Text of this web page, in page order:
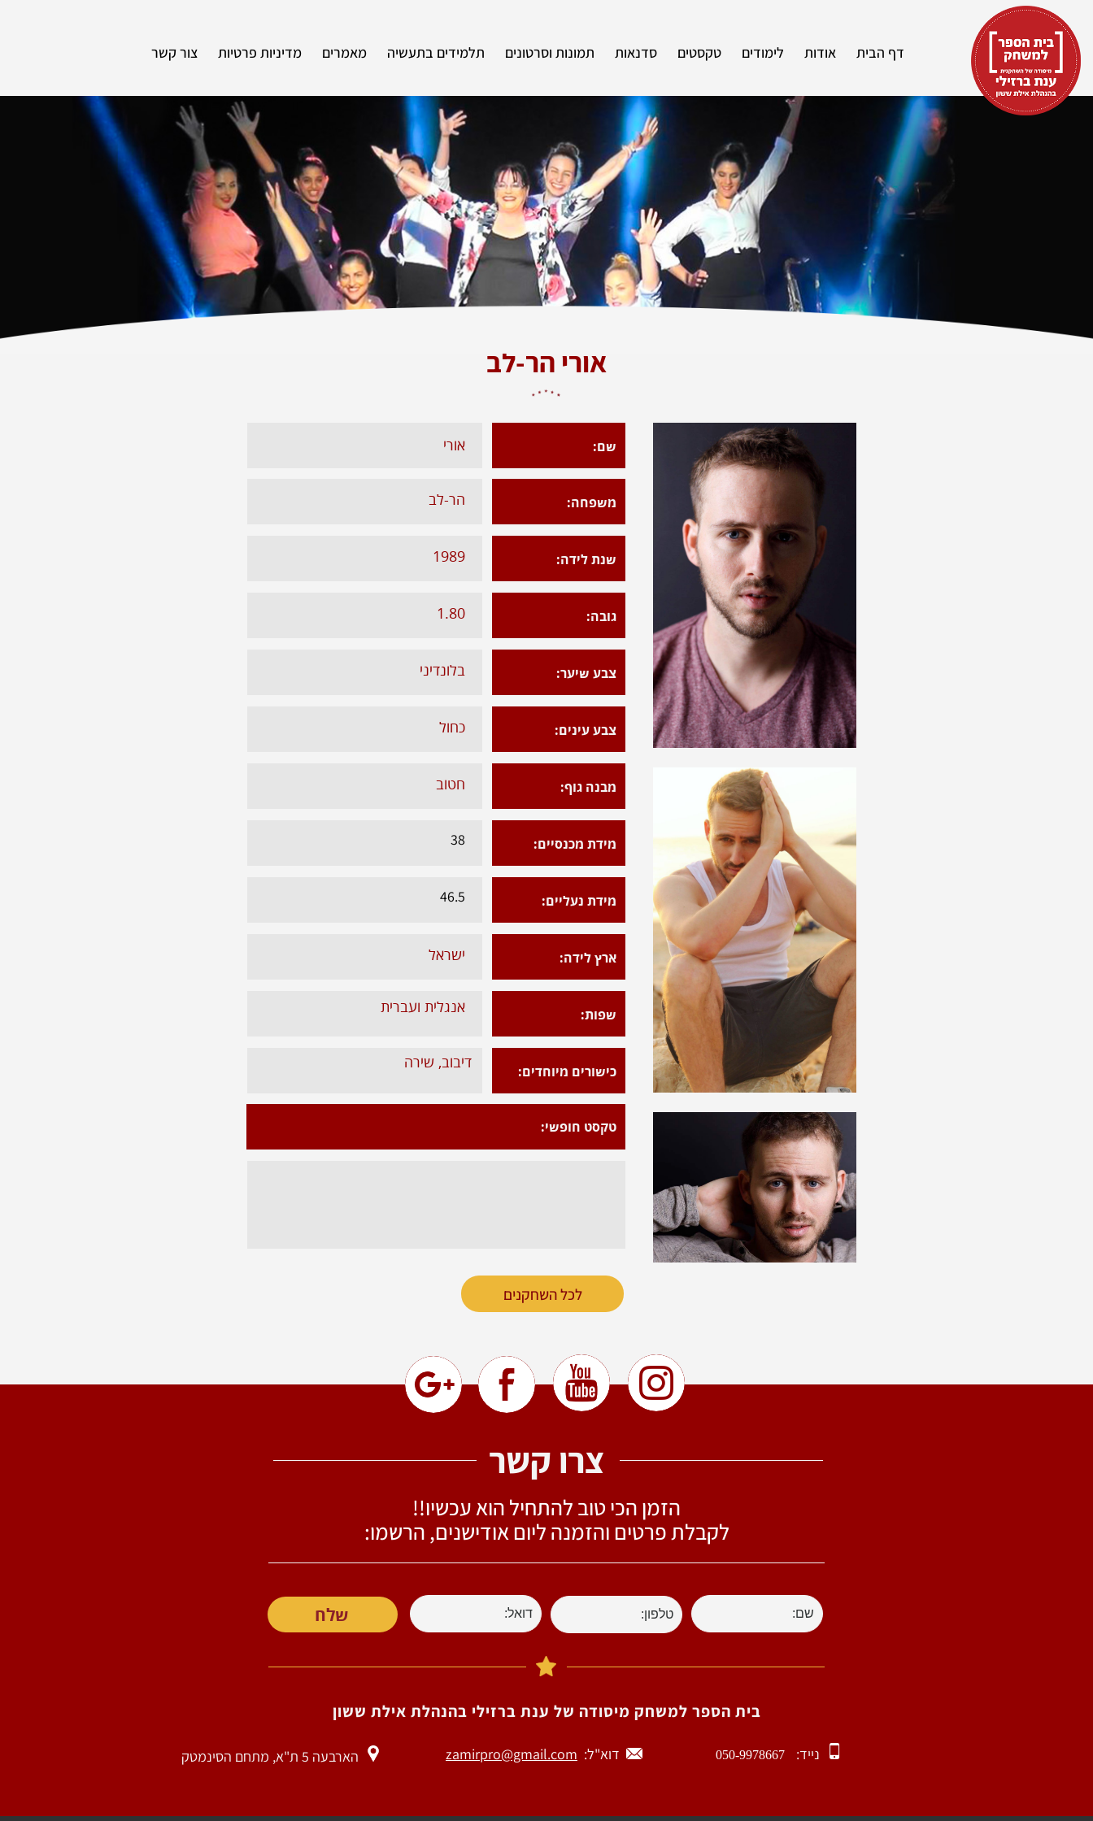
אורי הר-לב​
שחקן
טקסט חופשי:
משפחה:
שנת לידה:
גובה:
צבע שיער:
צבע עינים:
מבנה גוף:
מידת מכנסיים:
מידת נעליים:
ארץ לידה:
שפות:
כישורים מיוחדים:
אורי
הר-לב​
1989​
1.80​
בלונדיני​
כחול​
חטוב​
38​
​46.5
​ישראל
אנגלית ועברית​
דיבוב, שירה​
שם:
לכל השחקנים
דף הבית אודות לימודים טקסטים סדנאות תמונות וסרטונים תלמידים בתעשיה מאמרים מדיניות פרטיות צור קשר
הזמן הכי טוב להתחיל הוא עכשיו!!
לקבלת פרטים והזמנה ליום אודישנים, הרשמו:​
שלח
בית הספר למשחק מיסודה של ענת ברזילי בהנהלת אילת ששון​
צרו קשר
דוא"ל: zamirpro@gmail.com הארבעה 5 ת"א, מתחם הסינמטק 050-9978667 נייד: